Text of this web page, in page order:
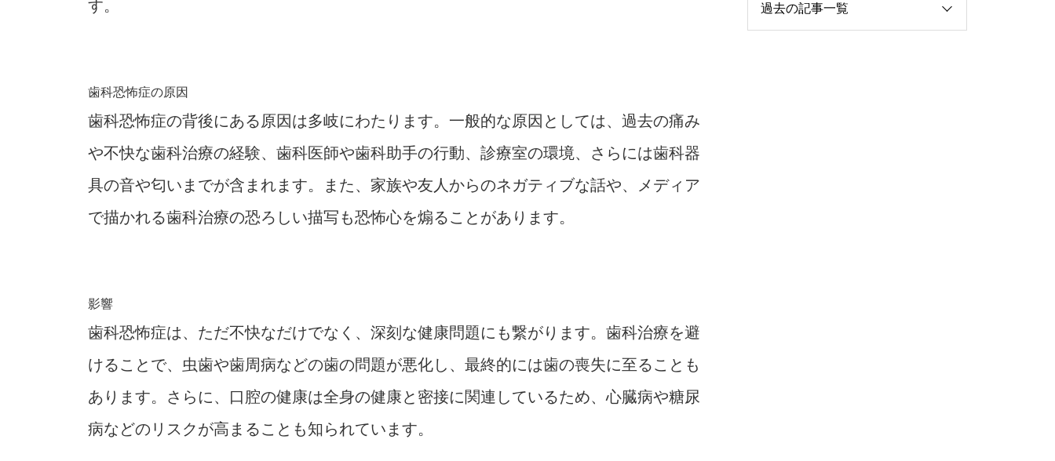
す。
歯科恐怖症の原因
歯科恐怖症の背後にある原因は多岐にわたります。一般的な原因としては、過去の痛み
や不快な歯科治療の経験、歯科医師や歯科助手の行動、診療室の環境、さらには歯科器
具の音や匂いまでが含まれます。また、家族や友人からのネガティブな話や、メディア
で描かれる歯科治療の恐ろしい描写も恐怖心を煽ることがあります。
影響
歯科恐怖症は、ただ不快なだけでなく、深刻な健康問題にも繋がります。歯科治療を避
けることで、虫歯や歯周病などの歯の問題が悪化し、最終的には歯の喪失に至ることも
あります。さらに、口腔の健康は全身の健康と密接に関連しているため、心臓病や糖尿
病などのリスクが高まることも知られています。